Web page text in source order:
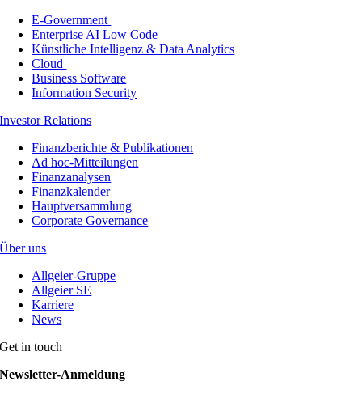
E-Government
Enterprise AI Low Code
Künstliche Intelligenz & Data Analytics
Cloud
Business Software
Information Security
Investor Relations
Finanzberichte & Publikationen
Ad hoc-Mitteilungen
Finanzanalysen
Finanzkalender
Hauptversammlung
Corporate Governance
Über uns
Allgeier-Gruppe
Allgeier SE
Karriere
News
Get in touch
Newsletter-Anmeldung